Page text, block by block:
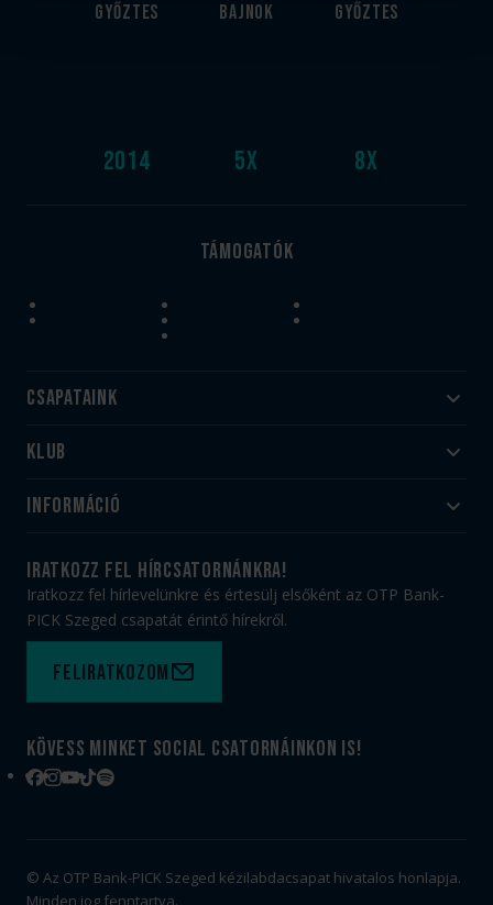
győztes
2014
bajnok
5x
győztes
8x
Támogatók
Csapataink
Felnőtt
Utánpótlás
Klub
#HandballFamily
Munkatársaink
PICK Aréna
Sajtóakkreditáció
Információ
Jegy- és bérletvásárlás
Webshop
Adatvédelem
Felhasználási feltételek
Kapcsolat
iratkozz fel hírcsatornánkra!
Iratkozz fel hírlevelünkre és értesülj elsőként az OTP Bank-
PICK Szeged csapatát érintő hírekről.
Feliratkozom
Kövess minket social csatornáinkon is!
Facebook
Instagram
YouTube
TikTokSpotify
© Az OTP Bank-PICK Szeged kézilabdacsapat hivatalos honlapja.
Minden jog fenntartva.